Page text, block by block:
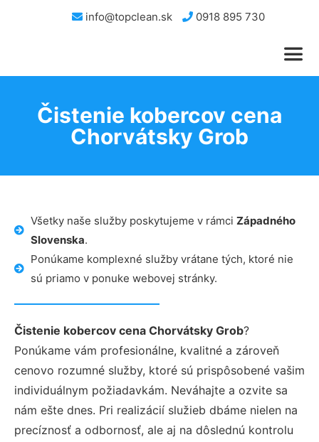
info@topclean.sk 0918 895 730
Čistenie kobercov cena
Chorvátsky Grob
Všetky naše služby poskytujeme v rámci Západného
Slovenska.
Ponúkame komplexné služby vrátane tých, ktoré nie
sú priamo v ponuke webovej stránky.
Čistenie kobercov cena Chorvátsky Grob?
Ponúkame vám profesionálne, kvalitné a zároveň
cenovo rozumné služby, ktoré sú prispôsobené vašim
individuálnym požiadavkám. Neváhajte a ozvite sa
nám ešte dnes. Pri realizácií služieb dbáme nielen na
precíznosť a odbornosť, ale aj na dôslednú kontrolu